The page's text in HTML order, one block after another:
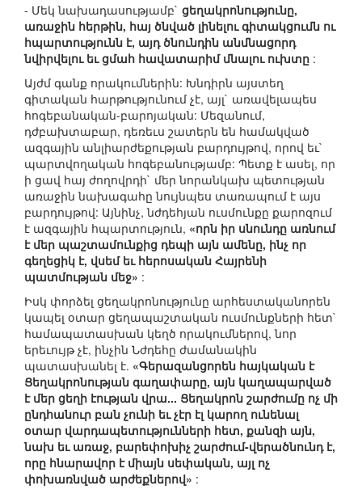
- Մեկ նախադասությամբ` ցեղակրոնությունը,
առաջին հերթին, հայ ծնված լինելու գիտակցումն ու
հպարտությունն է, այդ ծնունդին անմնացորդ
նվիրվելու եւ ցմահ հավատարիմ մնալու ուխտը :
Այժմ գանք որակումներին: Խնդիրն այստեղ
գիտական հարթությունում չէ, այլ` առավելապես
հոգեբանական-բարոյական: Մեզանում,
դժբախտաբար, դեռեւս շատերն են համակված
ազգային անլիարժեքության բարդույթով, որով եւ`
պարտվողական հոգեբանությամբ: Պետք է ասել, որ
ի ցավ հայ ժողովրդի` մեր նորանկախ պետության
առաջին նախագահը նույնպես տառապում է այս
բարդույթով: Այնինչ, նժդեհյան ուսմունքը քարոզում
է ազգային հպարտություն, «որն իր սնունդը առնում
է մեր պաշտամունքից դեպի այն ամենը, ինչ որ
գեղեցիկ է, վսեմ եւ հերոսական Հայրենի
պատմության մեջ» :
Իսկ փորձել ցեղակրոնությունը արհեստականորեն
կապել օտար ցեղապաշտական ուսմունքների հետ`
համապատասխան կեղծ որակումներով, նոր
երեւույթ չէ, ինչին Նժդեհը ժամանակին
պատասխանել է. «Գերազանցորեն հայկական է
Ցեղակրոնության գաղափարը, այն կաղապարված
է մեր ցեղի էության վրա... Ցեղակրոն շարժումը ոչ մի
ընդհանուր բան չունի եւ չէր էլ կարող ունենալ
օտար վարդապետությունների հետ, քանզի այն,
նախ եւ առաջ, բարեփոխիչ շարժում-վերածնունդ է,
որը հնարավոր է միայն սեփական, այլ ոչ
փոխառնված արժեքներով» :